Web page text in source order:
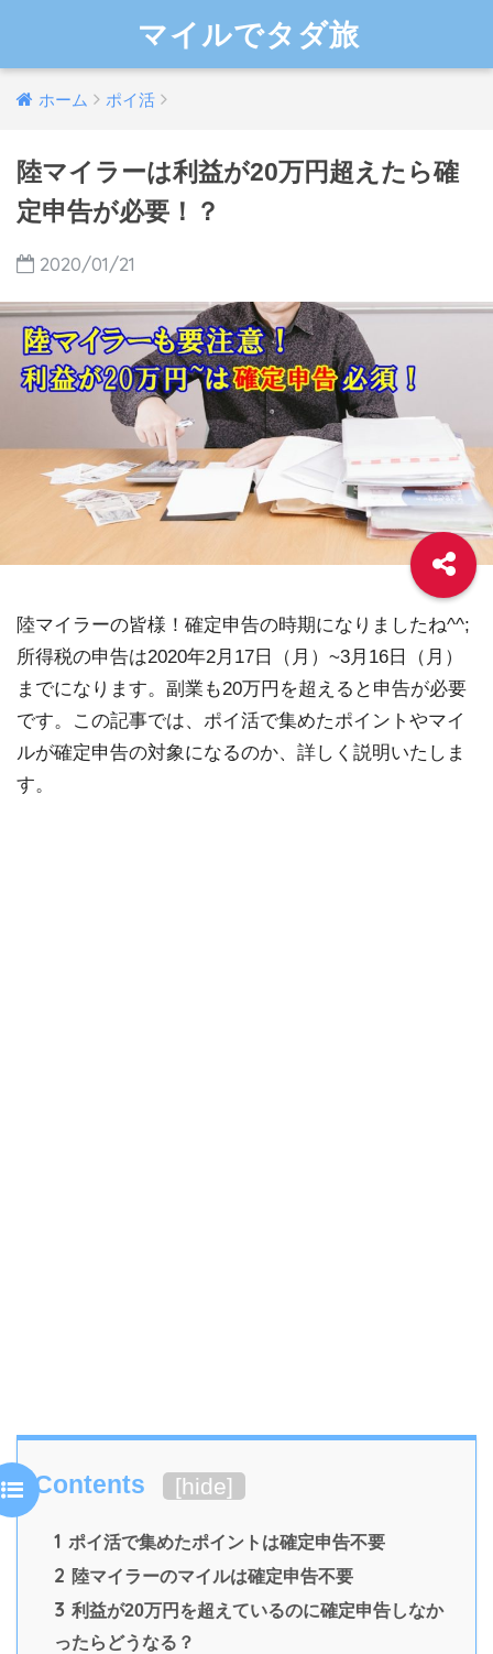
マイルでタダ旅
ホーム ポイ活
陸マイラーは利益が20万円超えたら確
定申告が必要！？
2020/01/21
陸マイラーの皆様！確定申告の時期になりましたね^^;
所得税の申告は2020年2月17日（月）~3月16日（月）
までになります。副業も20万円を超えると申告が必要
です。この記事では、ポイ活で集めたポイントやマイ
ルが確定申告の対象になるのか、詳しく説明いたしま
す。
Contents [hide]
1 ポイ活で集めたポイントは確定申告不要
2 陸マイラーのマイルは確定申告不要
3 利益が20万円を超えているのに確定申告しなか
ったらどうなる？